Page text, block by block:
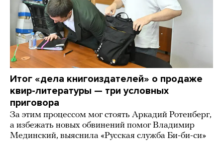
Итог «дела книгоиздателей» о продаже
квир-литературы — три условных
приговора
За этим процессом мог стоять Аркадий Ротенберг,
а избежать новых обвинений помог Владимир
Мединский, выяснила «Русская служба Би-би-си»